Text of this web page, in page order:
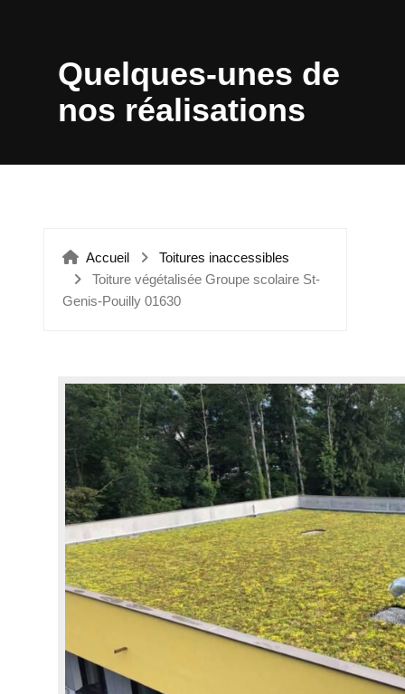
Quelques-unes de
nos réalisations
Accueil
Toitures inaccessibles
Toiture végétalisée Groupe scolaire St-
Genis-Pouilly 01630